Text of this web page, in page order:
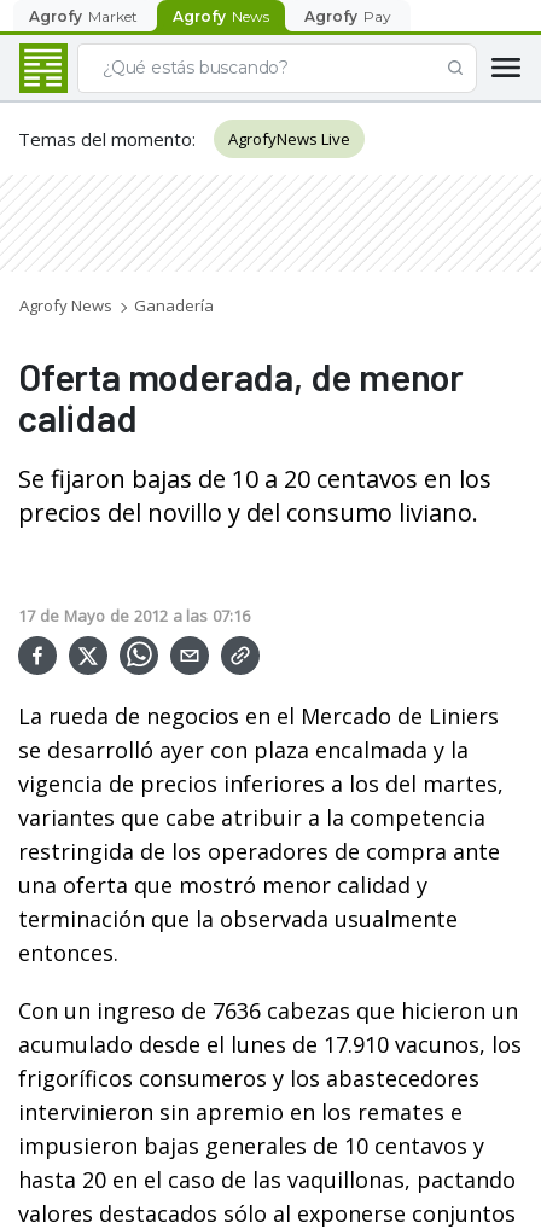
Agrofy Market Agrofy News Agrofy Pay
Temas del momento: AgrofyNews Live
Agrofy News Ganadería
Oferta moderada, de menor
calidad
Se fijaron bajas de 10 a 20 centavos en los
precios del novillo y del consumo liviano.
17 de Mayo de 2012 a las 07:16
La rueda de negocios en el Mercado de Liniers
se desarrolló ayer con plaza encalmada y la
vigencia de precios inferiores a los del martes,
variantes que cabe atribuir a la competencia
restringida de los operadores de compra ante
una oferta que mostró menor calidad y
terminación que la observada usualmente
entonces.
Con un ingreso de 7636 cabezas que hicieron un
acumulado desde el lunes de 17.910 vacunos, los
frigoríficos consumeros y los abastecedores
intervinieron sin apremio en los remates e
impusieron bajas generales de 10 centavos y
hasta 20 en el caso de las vaquillonas, pactando
valores destacados sólo al exponerse conjuntos